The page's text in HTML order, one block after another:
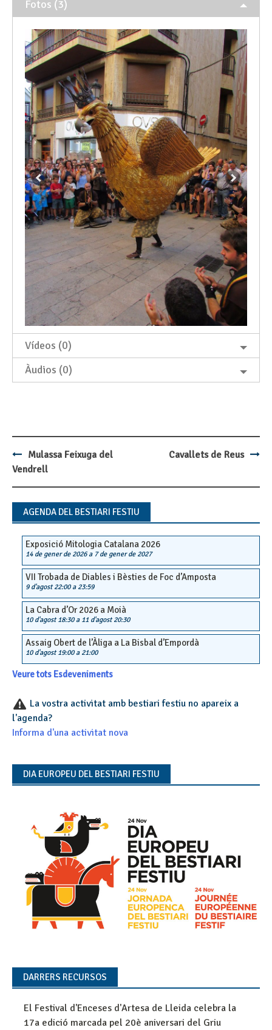
Fotos (3)
Vídeos (0)
Àudios (0)
Post
navigation
Mulassa Feixuga del
Vendrell
Cavallets de Reus
AGENDA DEL BESTIARI FESTIU
Exposició Mitologia Catalana 2026
14 de gener de 2026a 7 de gener de 2027
VII Trobada de Diables i Bèsties de Foc d’Amposta
9 d'agost 22:00a 23:59
La Cabra d’Or 2026 a Moià
10 d'agost 18:30a 11 d'agost 20:30
Assaig Obert de l’Àliga a La Bisbal d’Empordà
10 d'agost 19:00a 21:00
Veure tots Esdeveniments
La vostra activitat amb bestiari festiu no apareix a
l'agenda?
Informa d'una activitat nova
DIA EUROPEU DEL BESTIARI FESTIU
DARRERS RECURSOS
El Festival d'Enceses d'Artesa de Lleida celebra la
17a edició marcada pel 20è aniversari del Griu